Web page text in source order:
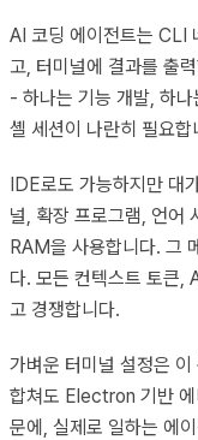
AI 코딩 에이전트는 CLI
고, 터미널에 결과를 출
- 하나는 기능 개발, 하
셸 세션이 나란히 필요합
IDE로도 가능하지만 대
널, 확장 프로그램, 언어
RAM을 사용합니다. 그
다. 모든 컨텍스트 토큰,
고 경쟁합니다.
가벼운 터미널 설정은
합쳐도 Electron 기반 에
문에, 실제로 일하는 에